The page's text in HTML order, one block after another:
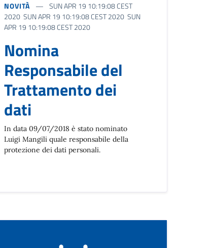
NOVITÀ
SUN APR 19 10:19:08 CEST
2020 SUN APR 19 10:19:08 CEST 2020 SUN
APR 19 10:19:08 CEST 2020
Nomina
Responsabile del
Trattamento dei
dati
In data 09/07/2018 è stato nominato
Luigi Mangili quale responsabile della
protezione dei dati personali.